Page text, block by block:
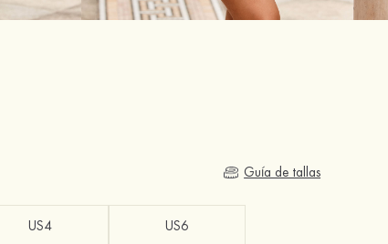
Guía de tallas
US4 US6